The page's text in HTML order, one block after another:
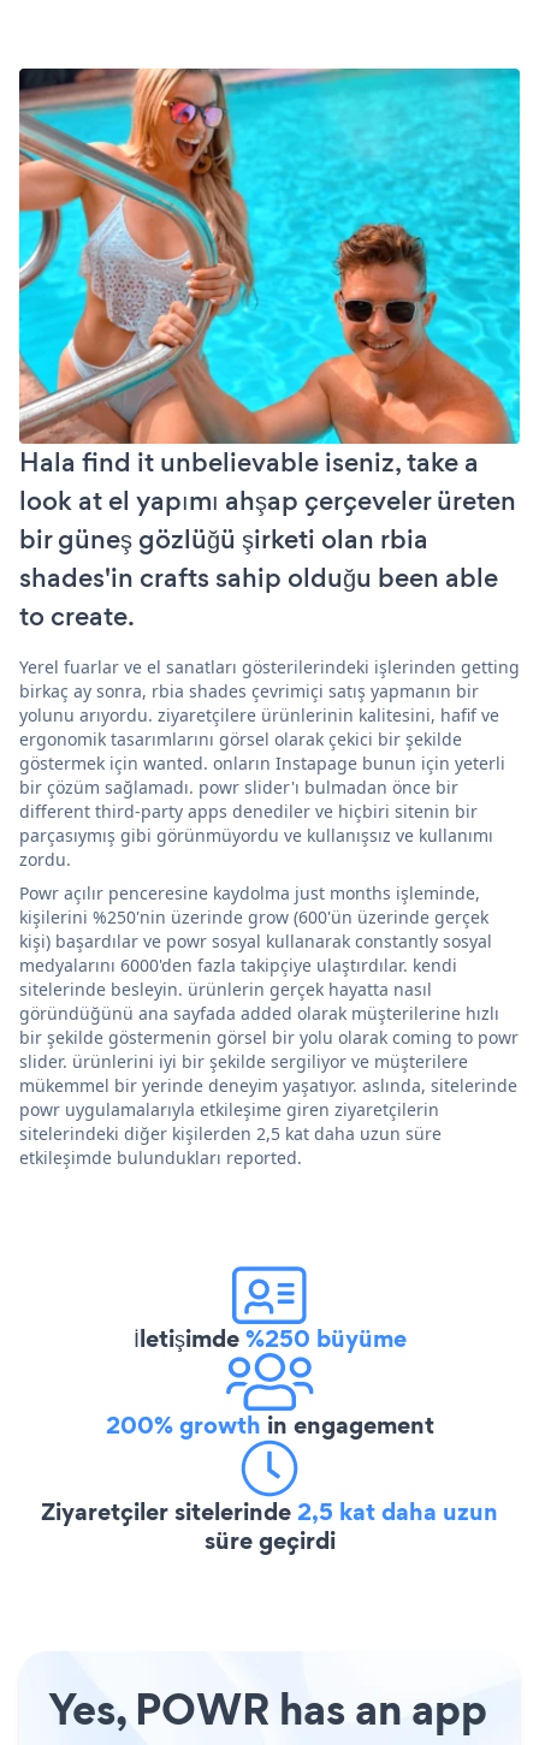
Hala find it unbelievable iseniz, take a
look at el yapımı ahşap çerçeveler üreten
bir güneş gözlüğü şirketi olan rbia
shades'in crafts sahip olduğu been able
to create.
Yerel fuarlar ve el sanatları gösterilerindeki işlerinden getting
birkaç ay sonra, rbia shades çevrimiçi satış yapmanın bir
yolunu arıyordu. ziyaretçilere ürünlerinin kalitesini, hafif ve
ergonomik tasarımlarını görsel olarak çekici bir şekilde
göstermek için wanted. onların Instapage bunun için yeterli
bir çözüm sağlamadı. powr slider'ı bulmadan önce bir
different third-party apps denediler ve hiçbiri sitenin bir
parçasıymış gibi görünmüyordu ve kullanışsız ve kullanımı
zordu.
Powr açılır penceresine kaydolma just months işleminde,
kişilerini %250'nin üzerinde grow (600'ün üzerinde gerçek
kişi) başardılar ve powr sosyal kullanarak constantly sosyal
medyalarını 6000'den fazla takipçiye ulaştırdılar. kendi
sitelerinde besleyin. ürünlerin gerçek hayatta nasıl
göründüğünü ana sayfada added olarak müşterilerine hızlı
bir şekilde göstermenin görsel bir yolu olarak coming to powr
slider. ürünlerini iyi bir şekilde sergiliyor ve müşterilere
mükemmel bir yerinde deneyim yaşatıyor. aslında, sitelerinde
powr uygulamalarıyla etkileşime giren ziyaretçilerin
sitelerindeki diğer kişilerden 2,5 kat daha uzun süre
etkileşimde bulundukları reported.
İletişimde%250 büyüme
200% growth in engagement
Ziyaretçiler sitelerinde2,5 kat daha uzun
süre geçirdi
Yes, POWR has an app